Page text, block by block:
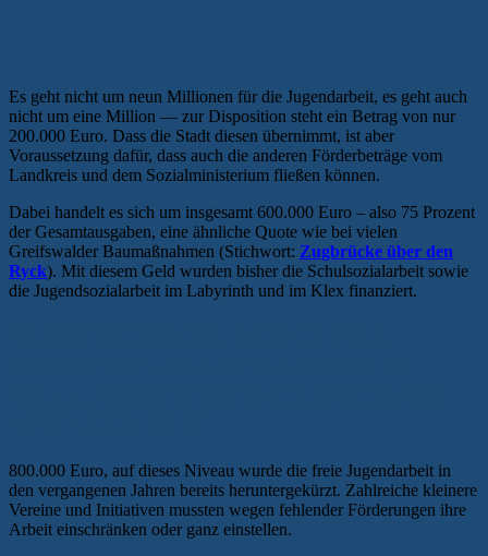
Es geht nicht um neun Millionen für die Jugendarbeit, es geht auch
nicht um eine Million — zur Disposition steht ein Betrag von nur
200.000 Euro. Dass die Stadt diesen übernimmt, ist aber
Voraussetzung dafür, dass auch die anderen Förderbeträge vom
Landkreis und dem Sozialministerium fließen können.
Dabei handelt es sich um insgesamt 600.000 Euro – also 75 Prozent
der Gesamtausgaben, eine ähnliche Quote wie bei vielen
Greifswalder Baumaßnahmen (Stichwort: Zugbrücke über den
Ryck). Mit diesem Geld wurden bisher die Schulsozialarbeit sowie
die Jugendsozialarbeit im Labyrinth und im Klex finanziert.
800.000 Euro, auf dieses Niveau wurde die freie Jugendarbeit in
den vergangenen Jahren bereits heruntergekürzt. Zahlreiche kleinere
Vereine und Initiativen mussten wegen fehlender Förderungen ihre
Arbeit einschränken oder ganz einstellen.